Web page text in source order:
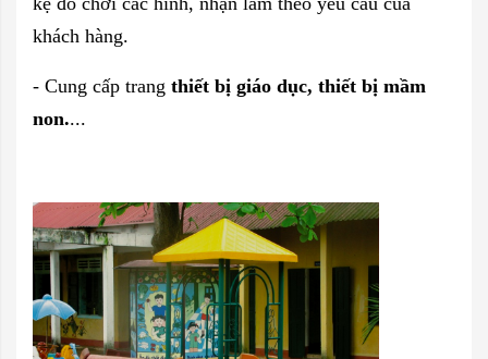
khách hàng.
- Cung cấp trang thiết bị giáo dục, thiết bị mầm
non....